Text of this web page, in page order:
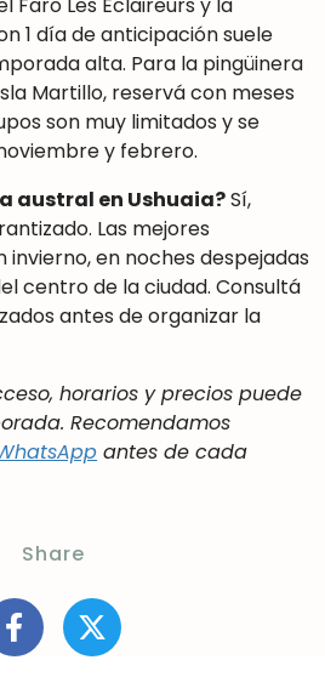
Faro Les Éclaireurs y la
1 día de anticipación suele
alta. Para la pingüinera
Martillo, reservá con meses
son muy limitados y se
y febrero.
austral en Ushuaia?Sí,
Las mejores
invierno, en noches despejadas
centro de la ciudad. Consultá
antes de organizar la
horarios y precios puede
Recomendamos
antes de cada
Share